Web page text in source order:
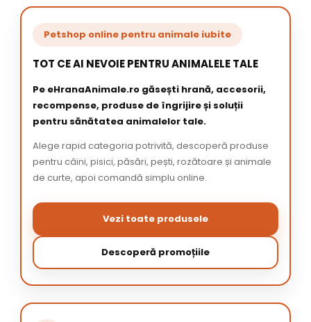
Petshop online pentru animale iubite
TOT CE AI NEVOIE PENTRU ANIMALELE TALE
Pe eHranaAnimale.ro găsești hrană, accesorii,
recompense, produse de îngrijire și soluții
pentru sănătatea animalelor tale.
Alege rapid categoria potrivită, descoperă produse
pentru câini, pisici, păsări, pești, rozătoare și animale
de curte, apoi comandă simplu online.
Vezi toate produsele
Descoperă promoțiile